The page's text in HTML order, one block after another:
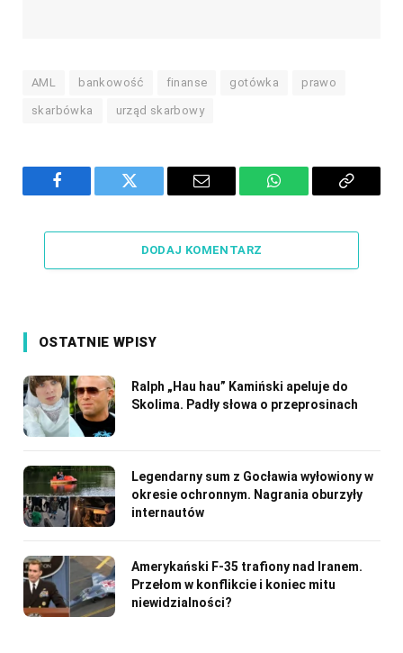
AML bankowość finanse gotówka prawo
skarbówka urząd skarbowy
Facebook Twitter Email WhatsAppCopy
DODAJ KOMENTARZ
OSTATNIE WPISY
Ralph „Hau hau” Kamiński apeluje do
Skolima. Padły słowa o przeprosinach
Legendarny sum z Gocławia wyłowiony w
okresie ochronnym. Nagrania oburzyły
internautów
Amerykański F-35 trafiony nad Iranem.
Przełom w konflikcie i koniec mitu
niewidzialności?